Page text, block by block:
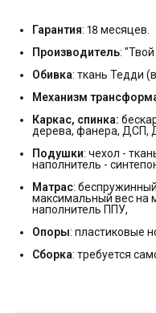
Гарантия: 18 месяцев.
Производитель:
Обивка: ткань Тедди
Механизм
Каркас, спинка:
дерева, фанера, ДСП,
Подушки: чехол -
наполнитель -
Матрас:
максимальный вес на
наполнитель ППУ,
Опоры: пластиковые
Сборка: требуется